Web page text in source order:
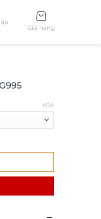
Giỏ hàng
XÓA